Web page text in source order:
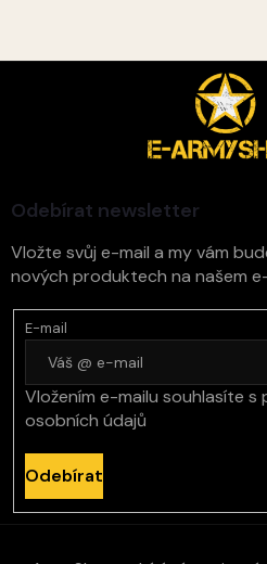
Odebírat newsletter
Vložte svůj e-mail a my vám
nových produktech na našem
E-mail
Vložením e-mailu souhlasíte s
osobních údajů
Odebírat